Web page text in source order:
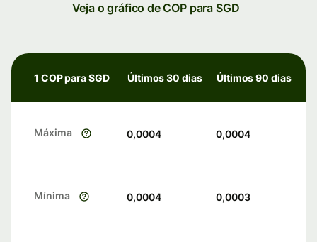
Veja o gráfico de COP para SGD
1 COP para SGD Últimos 30 dias Últimos 90 dias
Máxima 0,0004 0,0004
Mínima 0,0004 0,0003